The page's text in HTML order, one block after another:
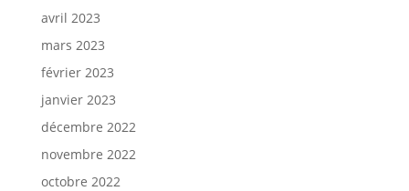
avril 2023
mars 2023
février 2023
janvier 2023
décembre 2022
novembre 2022
octobre 2022